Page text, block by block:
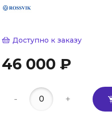
Доступно к заказу
46 000 ₽
- +